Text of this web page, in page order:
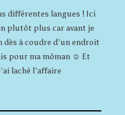
différentes langues ! Ici
plutôt plus car avant je
à coudre d’un endroit
pour ma môman ☺ Et
laché l’affaire